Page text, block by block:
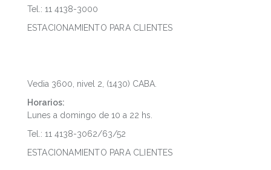
Tel.: 11 4138-3000
ESTACIONAMIENTO PARA CLIENTES
Vedia 3600, nivel 2, (1430) CABA.
Horarios:
Lunes a domingo de 10 a 22 hs.
Tel.: 11 4138-3062/63/52
ESTACIONAMIENTO PARA CLIENTES